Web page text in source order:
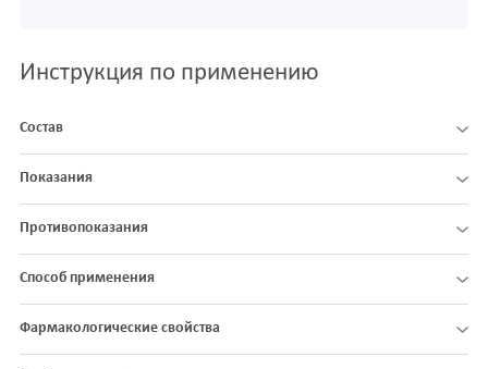
Инструкция по применению
Состав
Показания
Противопоказания
Способ применения
Фармакологические свойства